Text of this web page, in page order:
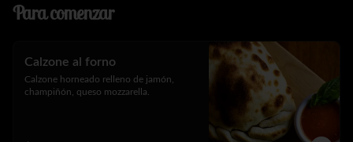
Para comenzar
Calzone al forno
Calzone horneado relleno de jamón,
champiñón, queso mozzarella.